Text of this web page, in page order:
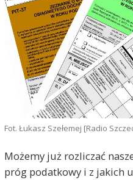
Fot. Łukasz Szełemej [Radio
Możemy już rozliczać
próg podatkowy i z jakich